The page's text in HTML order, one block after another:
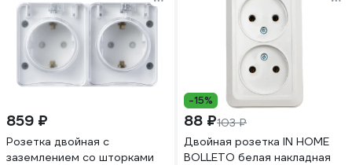
859 ₽
Розетка двойная с
заземлением со шторками
-15%
88 ₽103 ₽
Двойная розетка IN HOME
BOLLETO белая накладная